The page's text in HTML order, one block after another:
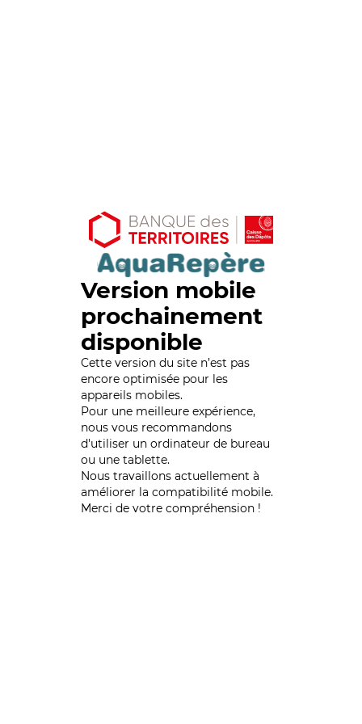
Version mobile
prochainement
disponible
Cette version du site n’est pas
encore optimisée pour les
appareils mobiles.
Pour une meilleure expérience,
nous vous recommandons
d'utiliser un ordinateur de bureau
ou une tablette.
Nous travaillons actuellement à
améliorer la compatibilité mobile.
Merci de votre compréhension !